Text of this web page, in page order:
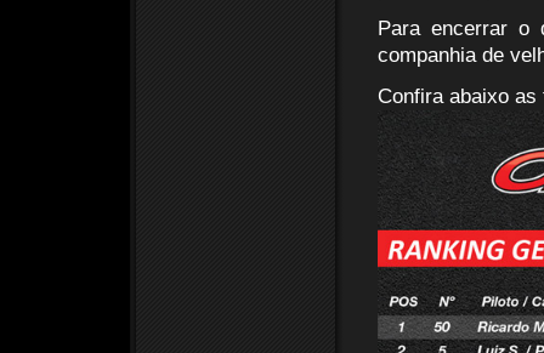
Para encerrar o
companhia de
Confira abaixo